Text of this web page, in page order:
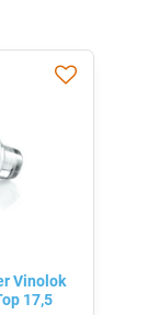
Vinolok
17,5